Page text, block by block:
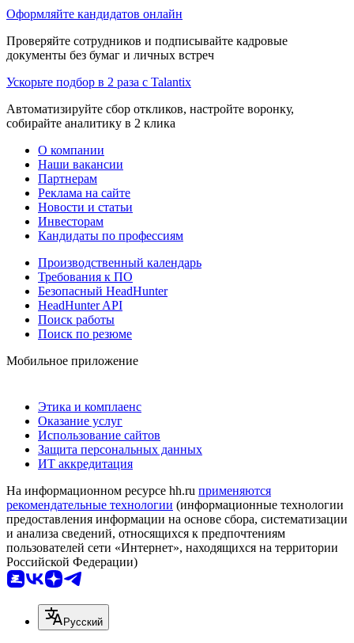
Оформляйте кандидатов онлайн
Проверяйте сотрудников и подписывайте кадровые
документы без бумаг и личных встреч
Ускорьте подбор в 2 раза с Talantix
Автоматизируйте сбор откликов, настройте воронку,
собирайте аналитику в 2 клика
О компании
Наши вакансии
Партнерам
Реклама на сайте
Новости и статьи
Инвесторам
Кандидаты по профессиям
Производственный календарь
Требования к ПО
Безопасный HeadHunter
HeadHunter API
Поиск работы
Поиск по резюме
Мобильное приложение
Этика и комплаенс
Оказание услуг
Использование сайтов
Защита персональных данных
ИТ аккредитация
На информационном ресурсе hh.ru применяются
рекомендательные технологии (информационные технологии
предоставления информации на основе сбора, систематизации
и анализа сведений, относящихся к предпочтениям
пользователей сети «Интернет», находящихся на территории
Российской Федерации)
Русский